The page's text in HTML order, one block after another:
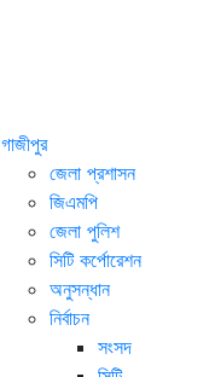
গাজীপুর
জেলা প্রশাসন
জিএমপি
জেলা পুলিশ
সিটি কর্পোরেশন
অনুসন্ধান
নির্বাচন
সংসদ